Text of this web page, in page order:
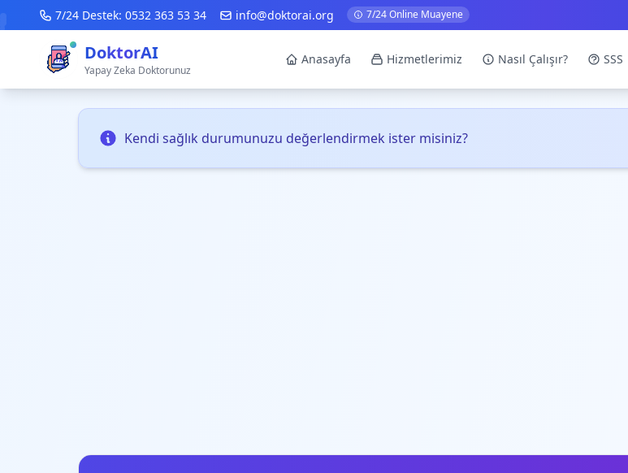
7/24 Destek: 0532 363 53 34 info@doktorai.org 7/24 Online Muayene
DoktorAI
Yapay Zeka Doktorunuz
Anasayfa Hizmetlerimiz Nasıl Çalışır? SSS
Kendi sağlık durumunuzu değerlendirmek ister misiniz?